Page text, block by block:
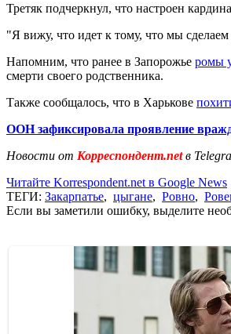
Третяк подчеркнул, что настроен
"Я вижу, что идет к тому, что мы
Напомним, что ранее в Запорожье ромы
смерти своего родственника.
Также сообщалось, что в Харькове
ООН зафиксировала проявление
Новости от Корреспондент.netв
Читайте Korrespondent.net в Google News
ТЕГИ: Закарпатье, цыгане, Ровно,
Если вы заметили ошибку, выделите